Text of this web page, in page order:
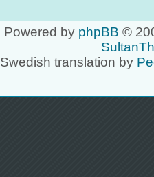
Powered by phpBB ©
Swedish translation by